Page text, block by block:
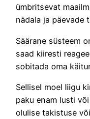
ümbritsevat
nädala ja päevade
Säärane süsteem
saad kiiresti
sobitada oma
Sellisel moel liigu
paku enam lusti
olulise takistuse